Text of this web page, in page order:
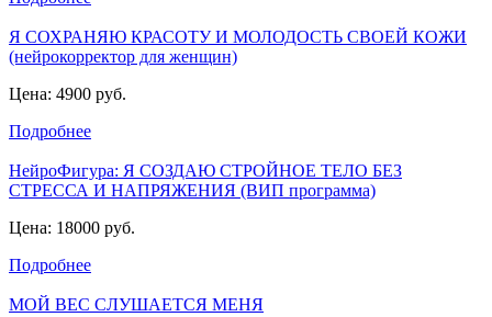
Я СОХРАНЯЮ КРАСОТУ И МОЛОДОСТЬ СВОЕЙ КОЖИ
(нейрокорректор для женщин)
Цена: 4900 руб.
Подробнее
НейроФигура: Я СОЗДАЮ СТРОЙНОЕ ТЕЛО БЕЗ
СТРЕССА И НАПРЯЖЕНИЯ (ВИП программа)
Цена: 18000 руб.
Подробнее
МОЙ ВЕС СЛУШАЕТСЯ МЕНЯ